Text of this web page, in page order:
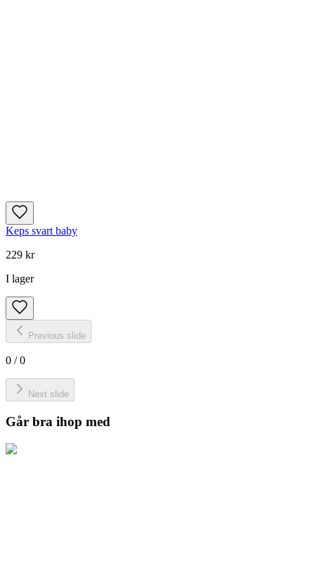
Keps svart baby
229 kr
I lager
Previous slide
0 /0
Next slide
Går bra ihop med